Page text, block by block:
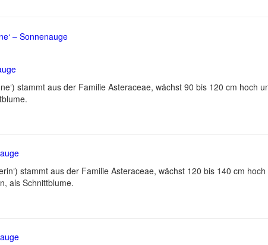
stammt aus der Familie Asteraceae, wächst 90 bis 120 cm
stammt aus der Familie Asteraceae, wächst 120 bis 140 cm
als Schnittblume.